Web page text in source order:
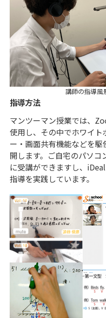
講師の指導風
指導方法
マンツーマン授業では、
使用し、その中でホワイ
ー・画面共有機能などを
開します。ご自宅のパソ
に受講ができますし、
指導を実践しています。